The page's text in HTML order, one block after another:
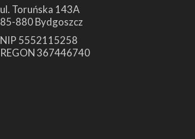
ul. Toruńska 143A
85-880 Bydgoszcz
NIP 5552115258
REGON 367446740